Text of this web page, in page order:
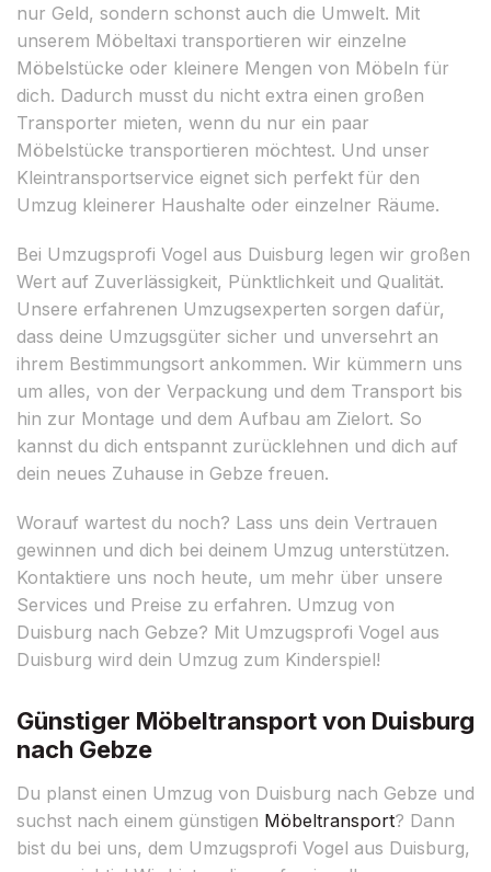
nur Geld, sondern schonst auch die Umwelt. Mit
unserem Möbeltaxi transportieren wir einzelne
Möbelstücke oder kleinere Mengen von Möbeln für
dich. Dadurch musst du nicht extra einen großen
Transporter mieten, wenn du nur ein paar
Möbelstücke transportieren möchtest. Und unser
Kleintransportservice eignet sich perfekt für den
Umzug kleinerer Haushalte oder einzelner Räume.
Bei Umzugsprofi Vogel aus Duisburg legen wir großen
Wert auf Zuverlässigkeit, Pünktlichkeit und Qualität.
Unsere erfahrenen Umzugsexperten sorgen dafür,
dass deine Umzugsgüter sicher und unversehrt an
ihrem Bestimmungsort ankommen. Wir kümmern uns
um alles, von der Verpackung und dem Transport bis
hin zur Montage und dem Aufbau am Zielort. So
kannst du dich entspannt zurücklehnen und dich auf
dein neues Zuhause in Gebze freuen.
Worauf wartest du noch? Lass uns dein Vertrauen
gewinnen und dich bei deinem Umzug unterstützen.
Kontaktiere uns noch heute, um mehr über unsere
Services und Preise zu erfahren. Umzug von
Duisburg nach Gebze? Mit Umzugsprofi Vogel aus
Duisburg wird dein Umzug zum Kinderspiel!
Günstiger Möbeltransport von Duisburg
nach Gebze
Du planst einen Umzug von Duisburg nach Gebze und
suchst nach einem günstigen Möbeltransport? Dann
bist du bei uns, dem Umzugsprofi Vogel aus Duisburg,